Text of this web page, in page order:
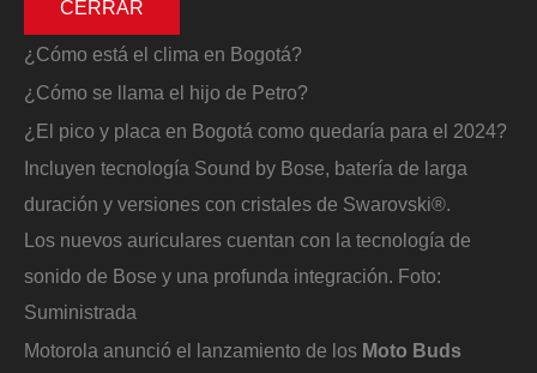
CERRAR
¿Cómo está el clima en Bogotá?
¿Cómo se llama el hijo de Petro?
¿El pico y placa en Bogotá como quedaría para el 2024?
Incluyen tecnología Sound by Bose, batería de larga
duración y versiones con cristales de Swarovski®.
Los nuevos auriculares cuentan con la tecnología de
sonido de Bose y una profunda integración. Foto:
Suministrada
Motorola anunció el lanzamiento de los Moto Buds